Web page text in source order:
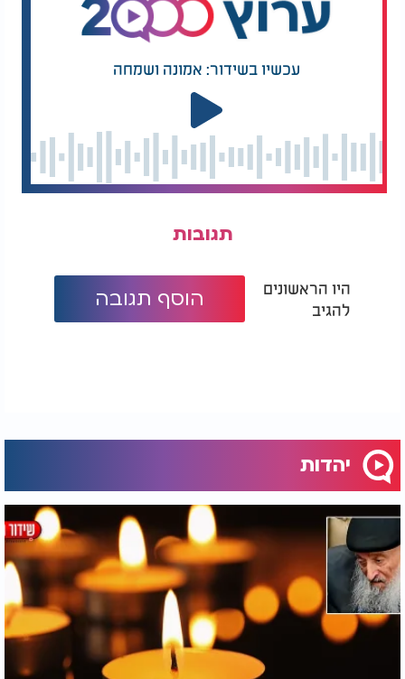
תיעוד נדיר: הרב שלמה
זביחי מברך את צופי
ערוץ 2000 מציונו של
רבי חיים פלאג'י
"תיקון עוול: נפטר יהודי
מאתיופיה הובא לקבר
ישראל
עכשיו בשידור: אמונה ושמחה
תגובות
היו הראשונים
להגיב
הוסף תגובה
יהדות